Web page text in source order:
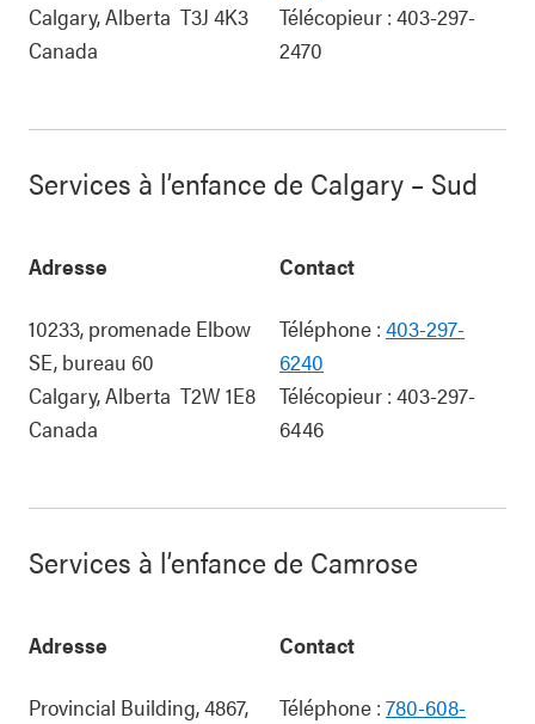
Calgary,Alberta T3J 4K3
Canada
Télécopieur : 403-297-
2470
Services à l’enfance de Calgary – Sud
Adresse
10233, promenade Elbow
SE, bureau 60
Calgary,Alberta T2W 1E8
Canada
Contact
Téléphone : 403-297-
6240
Télécopieur : 403-297-
6446
Services à l’enfance de Camrose
Adresse
Provincial Building, 4867,
Contact
Téléphone : 780-608-